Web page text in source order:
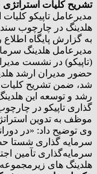
تشریح کلیات استراتژی ۱۰ گانه تحول‌آفرین تاپیکو
هلدینگ در چارچوب
به گزارش پایگاه اطلاع
مدیرعامل هلدینگ
(تاپیکو) در نشست
حضور مدیران ارشد
رشد و توسعه این
گذاری تاپیکو در
موظف به تدوین
وی توضیح داد: «در
سرمایه‌ گذاری شستا
سرمایه‌گذاری تآمین
هلدینگ‌ های زیرمجموعه